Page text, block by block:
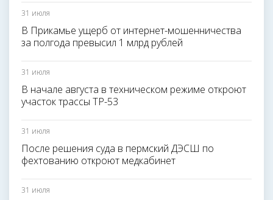
31 июля
В Прикамье ущерб от интернет-мошенничества
за полгода превысил 1 млрд рублей
31 июля
В начале августа в техническом режиме откроют
участок трассы ТР-53
31 июля
После решения суда в пермский ДЭСШ по
фехтованию откроют медкабинет
31 июля